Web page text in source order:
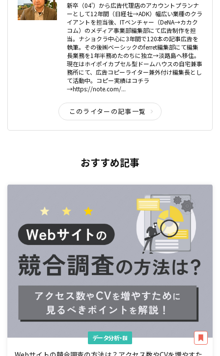
新卒（04'）から広告代理店のアカウントプランナ
ーとして12年間（日経社→ADK）幅広い業種のクラ
イアントを担当後、ITベンチャー（DeNA→カカク
コム）のメディア事業部編集部にて広告制作を担
当。ナショクラ中心に3年間で120本の記事広告を
執筆。その後㈱ベーシックのferret編集部にて編集
長業務を1年半務めたのちに独立→淡路島へ移住。
現在はホイポイカプセル型ドームハウスの自宅兼事
務所にて、広告コピーライター兼外付け編集長とし
て活動中。コピー実績はコチラ
→https://note.com/...
このライターの記事一覧
おすすめ記事
データ分析・BI